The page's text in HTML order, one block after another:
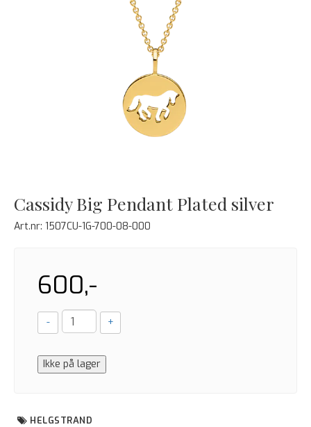
Cassidy Big Pendant Plated silver
Art.nr: 1507CU-1G-700-08-000
600,-
- +
Ikke på lager
HELGSTRAND